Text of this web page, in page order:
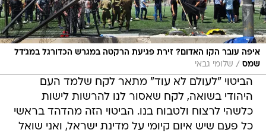
איפה עובר הקו האדום? זירת פגיעת הרקטה במגרש הכדורגל במג'דל
שמס / שלומי גבאי
הביטוי "לעולם לא עוד" מתאר לקח שלמד העם
היהודי בשואה, לקח שאסור לנו להרשות לישות
כלשהי לרצוח ולטבוח בנו. הביטוי הזה מהדהד בראשי
כל פעם שיש איום קיומי על מדינת ישראל, ואני שואל